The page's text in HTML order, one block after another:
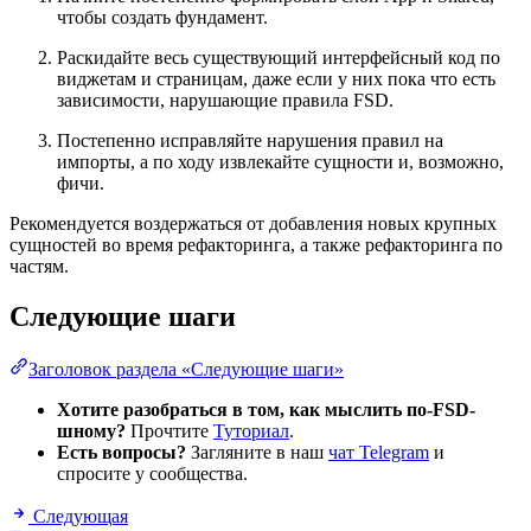
чтобы создать фундамент.
Раскидайте весь существующий интерфейсный код по
виджетам и страницам, даже если у них пока что есть
зависимости, нарушающие правила FSD.
Постепенно исправляйте нарушения правил на
импорты, а по ходу извлекайте сущности и, возможно,
фичи.
Рекомендуется воздержаться от добавления новых крупных
сущностей во время рефакторинга, а также рефакторинга по
частям.
Следующие шаги
Заголовок раздела «Следующие шаги»
Хотите разобраться в том, как мыслить по-FSD-
шному? Прочтите Туториал.
Есть вопросы? Загляните в наш чат Telegram и
спросите у сообщества.
Следующая